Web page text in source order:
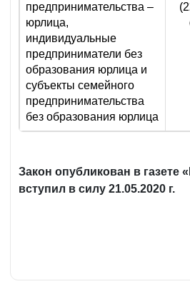
предпринимательства –
юрлица,
индивидуальные
предприниматели без
образования юрлица и
субъекты семейного
предпринимательства
без образования юрлица
Закон опубликован в газете
вступил в силу 21.05.2020 г.